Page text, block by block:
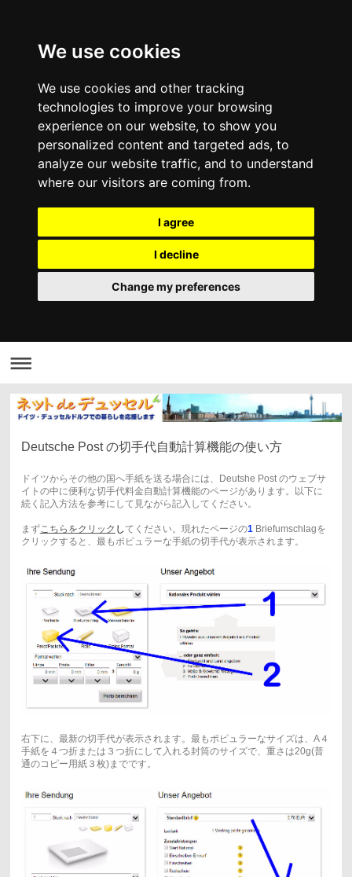
We use cookies
We use cookies and other tracking
technologies to improve your browsing
experience on our website, to show you
personalized content and targeted ads, to
analyze our website traffic, and to understand
where our visitors are coming from.
I agree
I decline
Change my preferences
Deutsche Post の切手代自動計算機能の使い方
ドイツからその他の国へ手紙を送る場合には、Deutshe Post のウェブサ
イトの中に便利な切手代料金自動計算機能のページがあります。以下に
続く記入方法を参考にして見ながら記入してください。
まずこちら をクリック してください。現れたページの1Briefumschlagを
クリックすると、最もポピュラーな手紙の切手代が表示されます。
右下に、最新の切手代が表示されます。最もポピュラーなサイズは、A４
手紙を４つ折または３つ折にして入れる封筒のサイズで、重さは20g(普
通のコピー用紙３枚)までです。